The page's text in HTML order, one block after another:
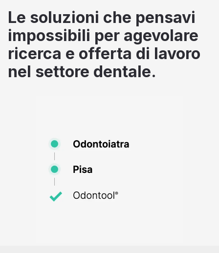
Le soluzioni che pensavi
impossibili per agevolare
ricerca e offerta di lavoro
nel settore dentale.